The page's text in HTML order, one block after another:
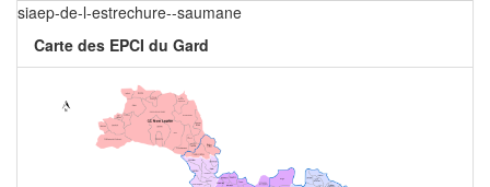
siaep-de-l-estrechure--saumane
Carte des EPCI du Gard